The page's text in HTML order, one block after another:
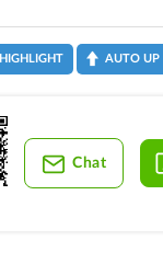
HIGHLIGHT AUTO UP
Chat